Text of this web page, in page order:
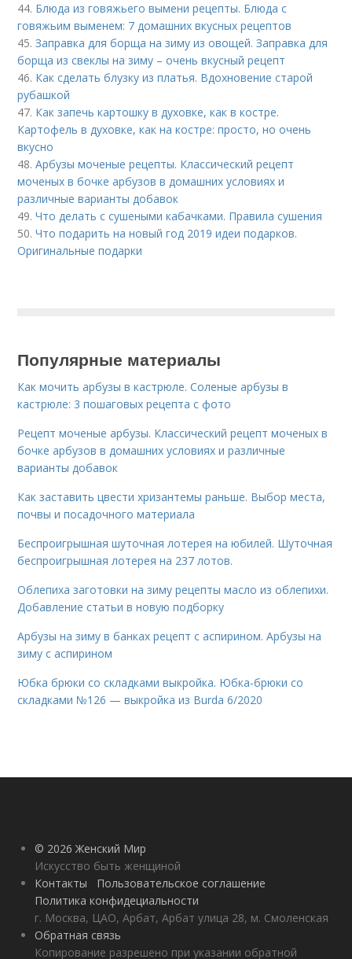
44. Блюда из говяжьего вымени рецепты. Блюда с
говяжьим выменем: 7 домашних вкусных рецептов
45.Заправка для борща на зиму из овощей. Заправка для
борща из свеклы на зиму – очень вкусный рецепт
46. Как сделать блузку из платья. Вдохновение старой
рубашкой
47. Как запечь картошку в духовке, как в костре.
Картофель в духовке, как на костре: просто, но очень
вкусно
48.Арбузы моченые рецепты. Классический рецепт
моченых в бочке арбузов в домашних условиях и
различные варианты добавок
49.Что делать с сушеными кабачками. Правила сушения
50.Что подарить на новый год 2019 идеи подарков.
Оригинальные подарки
Популярные материалы
Как мочить арбузы в кастрюле. Соленые арбузы в
кастрюле: 3 пошаговых рецепта с фото
Рецепт моченые арбузы. Классический рецепт моченых в
бочке арбузов в домашних условиях и различные
варианты добавок
Как заставить цвести хризантемы раньше. Выбор места,
почвы и посадочного материала
Беспроигрышная шуточная лотерея на юбилей. Шуточная
беспроигрышная лотерея на 237 лотов.
Облепиха заготовки на зиму рецепты масло из облепихи.
Добавление статьи в новую подборку
Арбузы на зиму в банках рецепт с аспирином. Арбузы на
зиму с аспирином
Юбка брюки со складками выкройка. Юбка-брюки со
складками №126 — выкройка из Burda 6/2020
© 2026 Женский Мир
Искусство быть женщиной
Контакты
Пользовательское соглашение
Политика конфидециальности
г. Москва, ЦАО, Арбат, Арбат улица 28, м. Смоленская
Обратная связь
Копирование разрешено при указании обратной